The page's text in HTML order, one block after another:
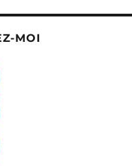
MOI